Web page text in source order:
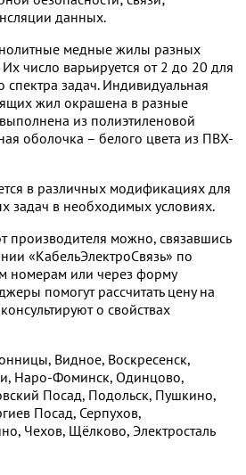
данных.
медные жилы разных
число варьируется от 2 до 20 для
задач. Индивидуальная
жил окрашена в разные
из полиэтиленовой
оболочка – белого цвета из ПВХ-
в различных модификациях для
задач в необходимых условиях.
производителя можно, связавшись
«КабельЭлектроСвязь» по
номерам или через форму
помогут рассчитать цену на
о свойствах
Видное, Воскресенск,
Наро-Фоминск, Одинцово,
Посад, Подольск, Пушкино,
Посад, Серпухов,
Чехов, Щёлково, Электросталь